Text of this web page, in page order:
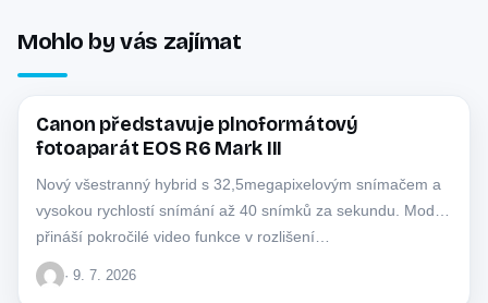
Mohlo by vás zajímat
CANON
Canon představuje plnoformátový
fotoaparát EOS R6 Mark III
Nový všestranný hybrid s 32,5megapixelovým snímačem a
vysokou rychlostí snímání až 40 snímků za sekundu. Model
přináší pokročilé video funkce v rozlišení…
· 9. 7. 2026